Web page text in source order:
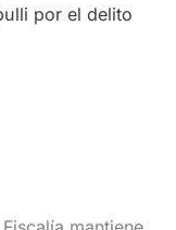
por el delito